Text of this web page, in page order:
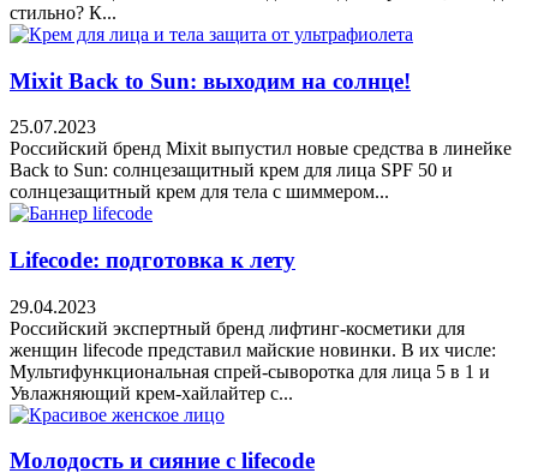
стильно? К...
Mixit Back to Sun: выходим на солнце!
25.07.2023
Российский бренд Mixit выпустил новые средства в линейке
Back to Sun: солнцезащитный крем для лица SPF 50 и
солнцезащитный крем для тела с шиммером...
Lifecode: подготовка к лету
29.04.2023
Российский экспертный бренд лифтинг-косметики для
женщин lifecode представил майские новинки. В их числе:
Мультифункциональная спрей-сыворотка для лица 5 в 1 и
Увлажняющий крем-хайлайтер с...
Молодость и сияние с lifecode